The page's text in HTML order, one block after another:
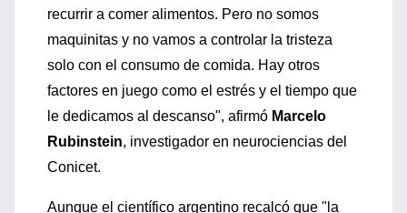
recurrir a comer alimentos. Pero no somos
maquinitas y no vamos a controlar la tristeza
solo con el consumo de comida. Hay otros
factores en juego como el estrés y el tiempo que
le dedicamos al descanso", afirmó Marcelo
Rubinstein, investigador en neurociencias del
Conicet.
Aunque el científico argentino recalcó que "la